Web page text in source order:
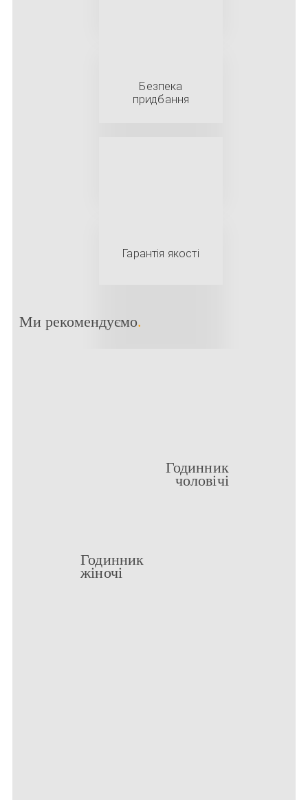
Безпека
придбання
Гарантія якості
Ми рекомендуємо.
Годинник
чоловічі
Годинник
жіночі